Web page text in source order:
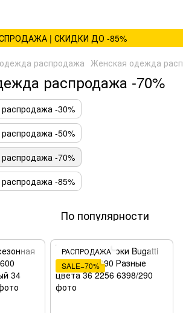
| СКИДКИ ДО -85%
распродажа Женская одежда
распродажа -70%
-30%
-50%
-70%
-85%
По популярности
РАСПРОДАЖА
SALE−70%